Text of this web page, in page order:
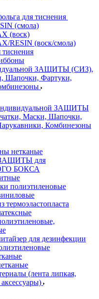
для тиснения
(смола)
(воск)
RESIN (воск/смола)
тиснения
ЗАЩИТЫ (СИЗ),
Шапочки, Фартуки,
ЗАЩИТЫ
Маски, Шапочки,
Комбинезоны
нетканые
для
БОКСА
полиэтиленовые
термоэластопласта
для дезинфекции
(лента липкая,